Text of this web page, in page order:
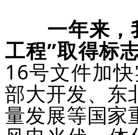
一年来
工程”取得标
16号文件加
部大开发、东
量发展等国家